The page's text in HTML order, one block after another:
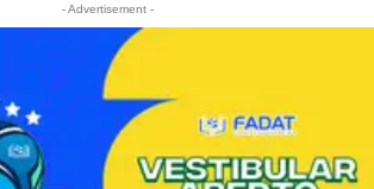
- Advertisement -